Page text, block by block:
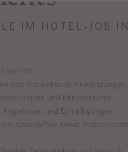
IM HOTEL-JOB IN
vor Ort
und kosmetische Anwendungen
und Fitnessraums
und Ermäßigungen
Geschäften sowie Restaurants